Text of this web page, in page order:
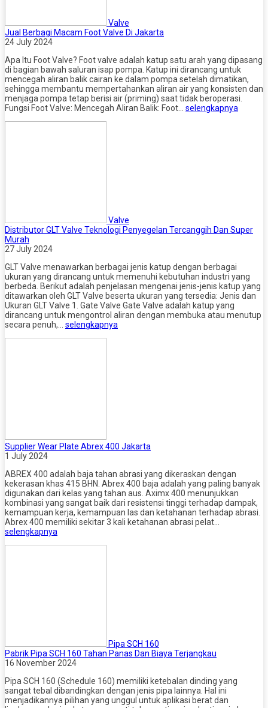
Valve
Jual Berbagi Macam Foot Valve Di Jakarta
24 July 2024
Apa Itu Foot Valve? Foot valve adalah katup satu arah yang dipasang
di bagian bawah saluran isap pompa. Katup ini dirancang untuk
mencegah aliran balik cairan ke dalam pompa setelah dimatikan,
sehingga membantu mempertahankan aliran air yang konsisten dan
menjaga pompa tetap berisi air (priming) saat tidak beroperasi.
Fungsi Foot Valve: Mencegah Aliran Balik: Foot… selengkapnya
Valve
Distributor GLT Valve Teknologi Penyegelan Tercanggih Dan Super
Murah
27 July 2024
GLT Valve menawarkan berbagai jenis katup dengan berbagai
ukuran yang dirancang untuk memenuhi kebutuhan industri yang
berbeda. Berikut adalah penjelasan mengenai jenis-jenis katup yang
ditawarkan oleh GLT Valve beserta ukuran yang tersedia: Jenis dan
Ukuran GLT Valve 1. Gate Valve Gate Valve adalah katup yang
dirancang untuk mengontrol aliran dengan membuka atau menutup
secara penuh,… selengkapnya
Supplier Wear Plate Abrex 400 Jakarta
1 July 2024
ABREX 400 adalah baja tahan abrasi yang dikeraskan dengan
kekerasan khas 415 BHN. Abrex 400 baja adalah yang paling banyak
digunakan dari kelas yang tahan aus. Aximx 400 menunjukkan
kombinasi yang sangat baik dari resistensi tinggi terhadap dampak,
kemampuan kerja, kemampuan las dan ketahanan terhadap abrasi.
Abrex 400 memiliki sekitar 3 kali ketahanan abrasi pelat…
selengkapnya
Pipa SCH 160
Pabrik Pipa SCH 160 Tahan Panas Dan Biaya Terjangkau
16 November 2024
Pipa SCH 160 (Schedule 160) memiliki ketebalan dinding yang
sangat tebal dibandingkan dengan jenis pipa lainnya. Hal ini
menjadikannya pilihan yang unggul untuk aplikasi berat dan